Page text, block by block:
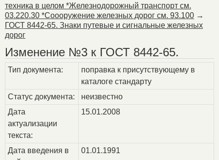
техника в целом *Железнодорожный транспорт см.
03.220.30 *Соооружение железных дорог см. 93.100 →
ГОСТ 8442-65. Знаки путевые и сигнальные железных
дорог
Изменение №3 к ГОСТ 8442-65.
Тип документа:
поправка к присутствующему в
каталоге стандарту
Статус документа:
неизвестно
Дата
актуализации
текста:
15.01.2008
Дата введения в
01.01.1991